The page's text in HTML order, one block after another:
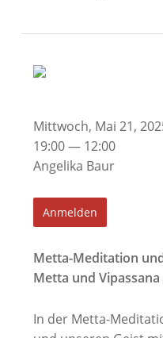
Metta-Meditation
Metta und Vipassana
In der Metta-
Mittwoch, Mai 21,
19:00 — 12:00
Angelika Baur
Anmelden